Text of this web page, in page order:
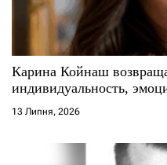
с
і
в
Карина Койнаш
индивидуальность,
13 Липня, 2026